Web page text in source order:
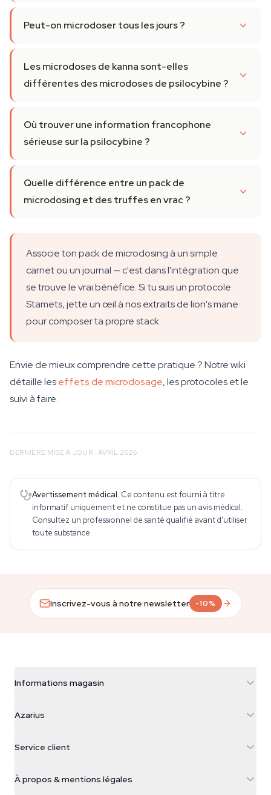
Peut-on microdoser tous les jours ?
Les microdoses de kanna sont-elles
différentes des microdoses de psilocybine ?
Où trouver une information francophone
sérieuse sur la psilocybine ?
Quelle différence entre un pack de
microdosing et des truffes en vrac ?
Associe ton pack de microdosing à un simple
carnet ou un journal — c'est dans l'intégration que
se trouve le vrai bénéfice. Si tu suis un protocole
Stamets, jette un œil à nos extraits de lion's mane
pour composer ta propre stack.
Envie de mieux comprendre cette pratique ? Notre wiki
détaille leseffets de microdosage, les protocoles et le
suivi à faire.
DERNIÈRE MISE À JOUR : AVRIL 2026
Avertissement médical. Ce contenu est fourni à titre
informatif uniquement et ne constitue pas un avis médical.
Consultez un professionnel de santé qualifié avant d'utiliser
toute substance.
Inscrivez-vous à notre newsletter -10%
Informations magasin
Galvaniweg 11
Nederland
+31(0)204897914
Azarius
Smokeshop
Service client
Politique de retour
À propos & mentions légales